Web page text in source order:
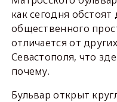
как сегодня
общественного
отличается от
Севастополя, что
почему.
Бульвар открыт